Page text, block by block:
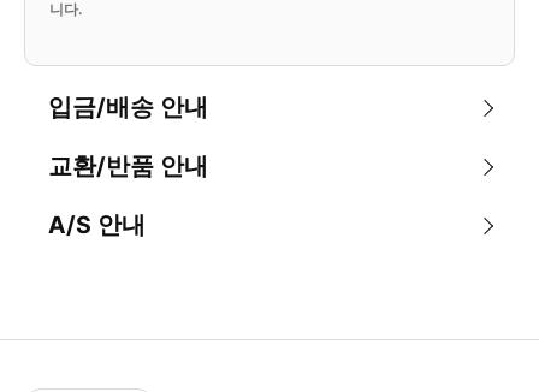
니다.
입금/배송 안내
교환/반품 안내
A/S 안내